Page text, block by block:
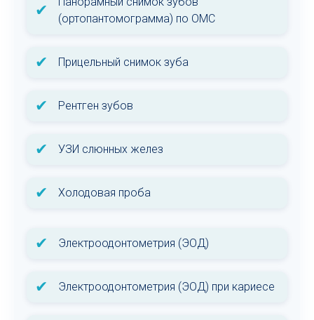
✔
(ортопантомограмма) по ОМС
✔ Прицельный снимок зуба
✔ Рентген зубов
✔ УЗИ слюнных желез
✔ Холодовая проба
✔ Электроодонтометрия (ЭОД)
✔ Электроодонтометрия (ЭОД) при кариесе